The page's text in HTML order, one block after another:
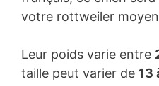
votre rottweiler
Leur poids varie entre
taille peut varier de 13